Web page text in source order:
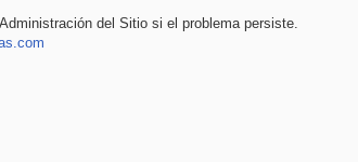
del Sitio si el problema persiste.